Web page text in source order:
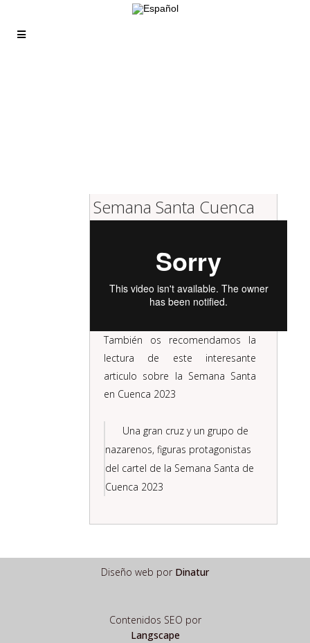
Semana Santa Cuenca
También os recomendamos la
lectura de este interesante
articulo sobre la Semana Santa
en Cuenca 2023
Una gran cruz y un grupo de
nazarenos, figuras protagonistas
del cartel de la Semana Santa de
Cuenca 2023
Diseño web por Dinatur
Contenidos SEO por
Langscape